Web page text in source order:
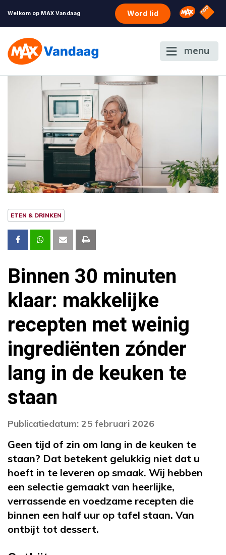
Welkom op MAX Vandaag Word lid Omroep
NPO
menu
ETEN & DRINKEN
Binnen 30 minuten
klaar: makkelijke
recepten met weinig
ingrediënten zónder
lang in de keuken te
staan
Publicatiedatum: 25 februari 2026
Geen tijd of zin om lang in de keuken te
staan? Dat betekent gelukkig niet dat u
hoeft in te leveren op smaak. Wij hebben
een selectie gemaakt van heerlijke,
verrassende en voedzame recepten die
binnen een half uur op tafel staan. Van
ontbijt tot dessert.